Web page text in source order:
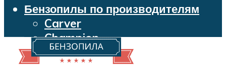
Бензопилы по производителям
Carver
Champion
Echo
Husqvarna